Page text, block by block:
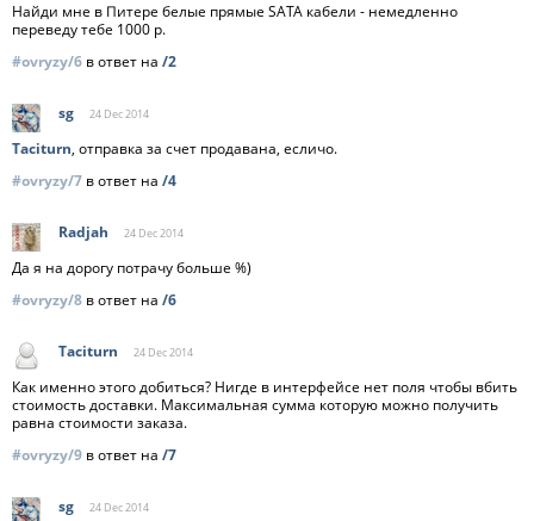
Найди мне в Питере белые прямые SATA кабели - немедленно
переведу тебе 1000 р.
#ovryzy/6 в ответ на /2
sg 24 Dec2014
Taciturn, отправка за счет продавана, есличо.
#ovryzy/7 в ответ на /4
Radjah 24 Dec2014
Да я на дорогу потрачу больше %)
#ovryzy/8 в ответ на /6
Taciturn 24 Dec2014
Как именно этого добиться? Нигде в интерфейсе нет поля чтобы вбить
стоимость доставки. Максимальная сумма которую можно получить
равна стоимости заказа.
#ovryzy/9 в ответ на /7
sg 24 Dec2014